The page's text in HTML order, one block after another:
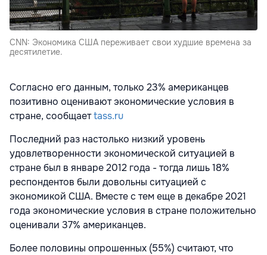
CNN: Экономика США переживает свои худшие времена за
десятилетие.
Согласно его данным, только 23% американцев
позитивно оценивают экономические условия в
стране, сообщаетtass.ru
Последний раз настолько низкий уровень
удовлетворенности экономической ситуацией в
стране был в январе 2012 года - тогда лишь 18%
респондентов были довольны ситуацией с
экономикой США. Вместе с тем еще в декабре 2021
года экономические условия в стране положительно
оценивали 37% американцев.
Более половины опрошенных (55%) считают, что